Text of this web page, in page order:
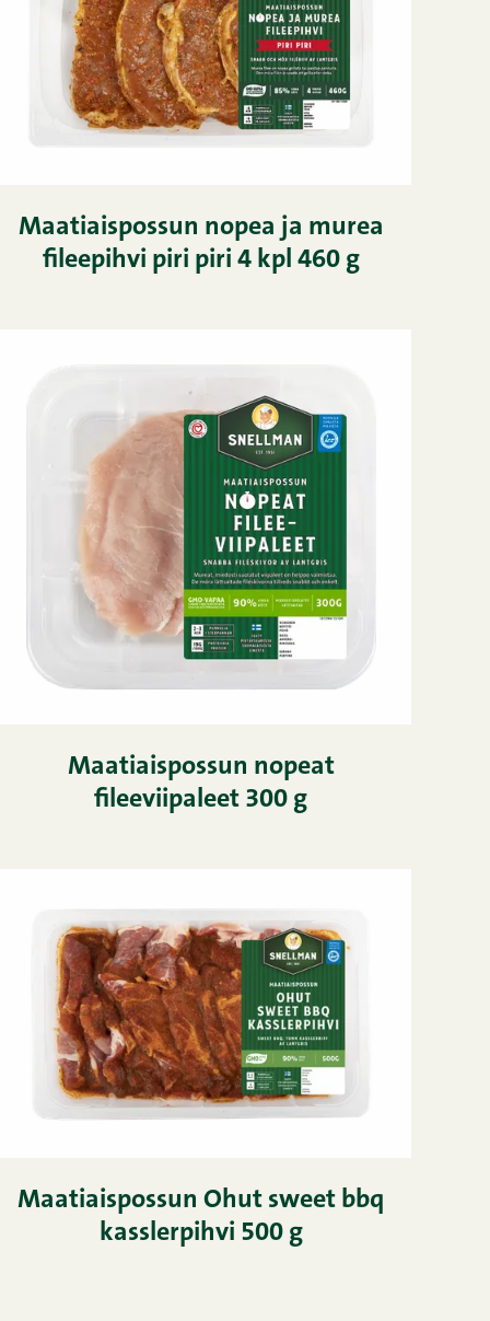
Maatiaispossun nopea ja murea
fileepihvi piri piri 4 kpl 460 g
Maatiaispossun nopeat
fileeviipaleet 300 g
Maatiaispossun Ohut sweet bbq
kasslerpihvi 500 g